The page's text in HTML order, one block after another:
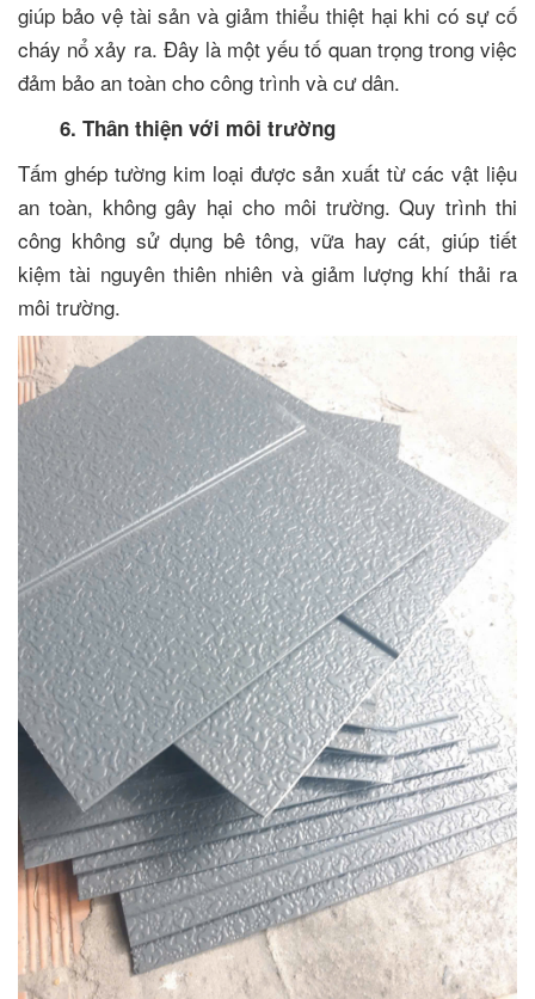
giúp bảo vệ tài sản và giảm thiểu thiệt hại khi có sự cố
cháy nổ xảy ra. Đây là một yếu tố quan trọng trong việc
đảm bảo an toàn cho công trình và cư dân.
6. Thân thiện với môi trường
Tấm ghép tường kim loại được sản xuất từ các vật liệu
an toàn, không gây hại cho môi trường. Quy trình thi
công không sử dụng bê tông, vữa hay cát, giúp tiết
kiệm tài nguyên thiên nhiên và giảm lượng khí thải ra
môi trường.